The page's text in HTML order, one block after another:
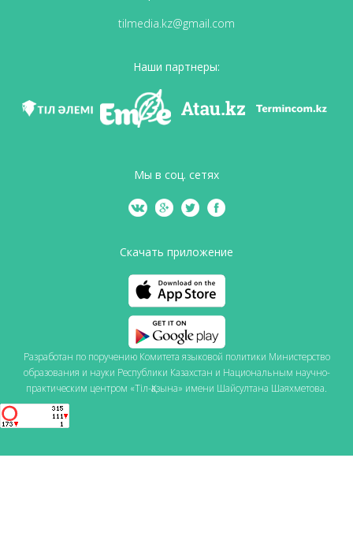
tilmedia.kz@gmail.com
Наши партнеры:
Мы в соц. сетях
Скачать приложение
Разработан по поручению Комитета языковой политики Министерство
образования и науки Республики Казахстан и Национальным научно-
практическим центром «Тіл-Қазына» имени Шайсултана Шаяхметова.